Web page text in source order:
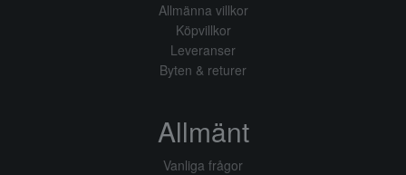
Allmänna villkor
Köpvillkor
Leveranser
Byten & returer
Allmänt
Vanliga frågor